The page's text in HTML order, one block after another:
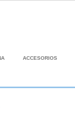
ACCESORIOS